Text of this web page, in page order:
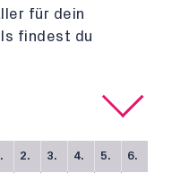
für dein
findest du
2. 3. 4. 5. 6.